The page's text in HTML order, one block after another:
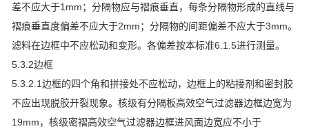
差不应大于1mm；分隔物应与褶痕垂直，每条分隔物形成的直线与
褶痕垂直度偏差不应大于2mm；分隔物的间距偏差不应大于3mm。
滤料在边框中不应松动和变形。各偏差按本标准6.1.5进行测量。
5.3.2边框
5.3.2.1边框的四个角和拼接处不应松动，边框上的粘接剂和密封胶
不应出现脱胶开裂现象。核级有分隔板高效空气过滤器边框边宽为
19mm，核级密褶高效空气过滤器边框进风面边宽应不小于